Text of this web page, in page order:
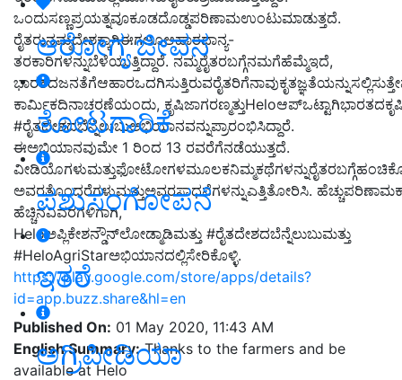
ಆರೋಗ್ಯ ಜೀವನ
ತೋಟಗಾರಿಕೆ
ಪಶುಸಂಗೋಪನೆ
ಇತರೆ
ಅಗ್ರಿಪೀಡಿಯಾ
ಒಂದುಸಣ್ಣಪ್ರಯತ್ನವೂಕೂಡದೊಡ್ಡಪರಿಣಾಮಉಂಟುಮಾಡುತ್ತದೆ.
ರೈತರುನಮ್ಮದೇಶಕ್ಕಾಗಿಈಗಲೂಆಹಾರಧಾನ್ಯ-
ತರಕಾರಿಗಳನ್ನುಬೆಳೆಯುತ್ತಿದ್ದಾರೆ. ನಮ್ಮರೈತರಬಗ್ಗೆನಮಗೆಹೆಮ್ಮೆಇದೆ,
ಕಾರ್ಮಿಕದಿನಾಚರಣೆಯಂದು,
#ರೈತದೇಶದಬೆನ್ನೆಲುಬುಅಭಿಯಾನವನ್ನುಪ್ರಾರಂಭಿಸಿದ್ದಾರೆ.
ಈಅಭಿಯಾನವುಮೇ 1 ರಿಂದ 13 ರವರೆಗೆನಡೆಯುತ್ತದೆ.
ಅವರತೊಂದರೆಗಳುಮತ್ತುಅವರಸಾಧನೆಗಳನ್ನುಎತ್ತಿತೋರಿಸಿ.
ಹೆಚ್ಚಿನವಿವರಗಳಿಗಾಗಿ,
Heloಅಪ್ಲಿಕೇಶನ್ಡೌನ್‌ಲೋಡ್ಮಾಡಿಮತ್ತು #ರೈತದೇಶದಬೆನ್ನೆಲುಬುಮತ್ತು
#HeloAgriStarಅಭಿಯಾನದಲ್ಲಿಸೇರಿಕೊಳ್ಳಿ.
https://play.google.com/store/apps/details?
id=app.buzz.share&hl=en
Published On: 01 May 2020, 11:43 AM
English Summary:Thanks to the farmers and be
available at Helo